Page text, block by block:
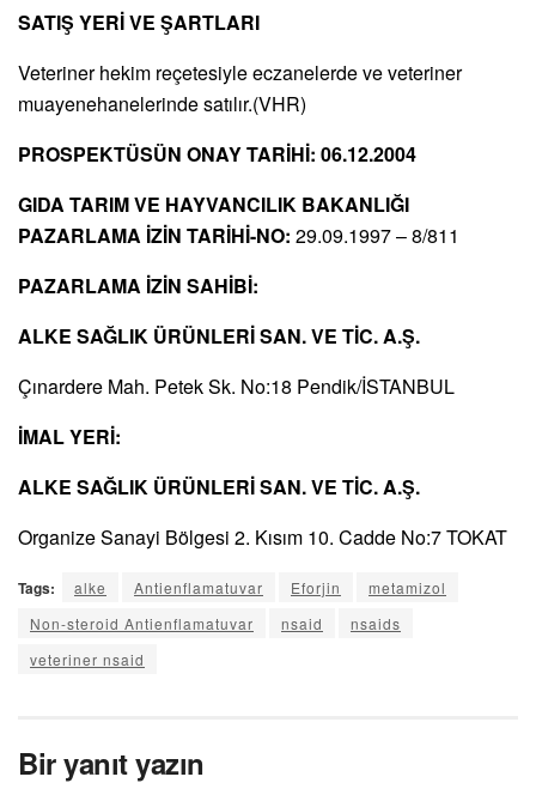
SATIŞ YERİ VE ŞARTLARI
Veteriner hekim reçetesiyle eczanelerde ve veteriner
muayenehanelerinde satılır.(VHR)
PROSPEKTÜSÜN ONAY TARİHİ: 06.12.2004
GIDA TARIM VE HAYVANCILIK BAKANLIĞI
PAZARLAMA İZİN TARİHİ-NO: 29.09.1997 – 8/811
PAZARLAMA İZİN SAHİBİ:
ALKE SAĞLIK ÜRÜNLERİ SAN. VE TİC. A.Ş.
Çınardere Mah. Petek Sk. No:18 Pendik/İSTANBUL
İMAL YERİ:
ALKE SAĞLIK ÜRÜNLERİ SAN. VE TİC. A.Ş.
Organize Sanayi Bölgesi 2. Kısım 10. Cadde No:7 TOKAT
Tags: alke Antienflamatuvar Eforjin
metamizol
Non-steroid Antienflamatuvar
nsaid
nsaids
veteriner nsaid
Bir yanıt yazın